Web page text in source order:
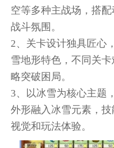
空等多种主战场，搭
战斗氛围。
2、关卡设计独具匠心
雪地形特色，不同关
略突破困局。
3、以冰雪为核心主题
外形融入冰雪元素，
视觉和玩法体验。